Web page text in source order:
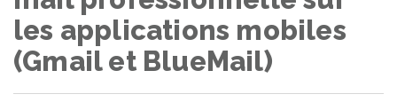
les applications mobiles
(Gmail et BlueMail)